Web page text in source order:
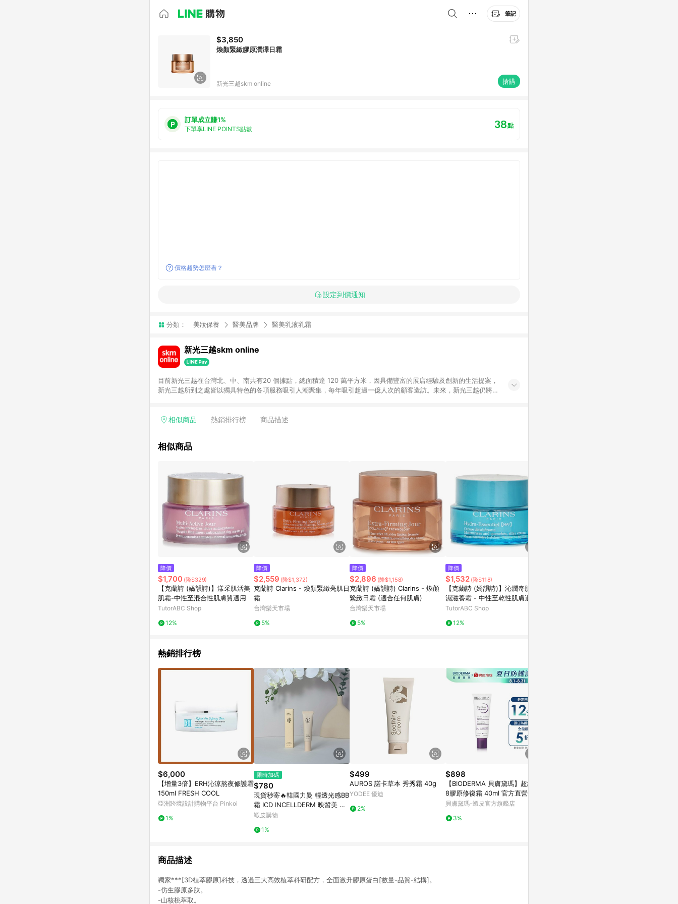
筆記
$3,850
煥顏緊緻膠原潤澤日霜
新光三越skm online 搶購
訂單成立賺1%
下單享LINE POINTS點數 38點
價格趨勢怎麼看？
設定到價通知
分類： 美妝保養 醫美品牌 醫美乳液乳霜
新光三越skm online
目前新光三越在台灣北、中、南共有20 個據點，總面積達 120 萬平方米，因具備豐富的展店經驗及創新的生活提案，
新光三越所到之處皆以獨具特色的各項服務吸引人潮聚集，每年吸引超過一億人次的顧客造訪。未來，新光三越仍將秉
相似商品 熱銷排行榜 商品描述
相似商品
降價
$1,700 (降$329)
【克蘭詩 (嬌韻詩)】漾采肌活美
肌霜-中性至混合性肌膚質適用
TutorABC Shop
12%
降價
$2,559 (降$1,372)
克蘭詩 Clarins - 煥顏緊緻亮肌日
霜
台灣樂天市場
5%
降價
$2,896 (降$1,158)
克蘭詩 (嬌韻詩) Clarins - 煥顏
緊緻日霜 (適合任何肌膚)
台灣樂天市場
5%
降價
$1,532 (降$118)
【克蘭詩 (嬌韻詩)】沁潤奇肌保
濕滋養霜 - 中性至乾性肌膚適用
TutorABC Shop
12%
熱銷排行榜
$6,000
【增量3倍】ERH沁涼熬夜修護霜
150ml FRESH COOL
亞洲跨境設計購物平台 Pinkoi
1%
限時加碼
$780
現貨秒寄🔥韓國力曼 輕透光感BB
霜 ICD INCELLDERM 映皙美 官
方公司貨✨Riman 力曼
蝦皮購物
1%
$499
AUROS 諾卡草本 秀秀霜 40g
YODEE 優迪
2%
$898
【BIODERMA 貝膚黛瑪】超級2
8膠原修復霜 40ml 官方直營
貝膚黛瑪-蝦皮官方旗艦店
3%
商品描述
獨家***[3D植萃膠原]科技，透過三大高效植萃科研配方，全面激升膠原蛋白[數量-品質-結構]。
-仿生膠原多肽。
-山核桃萃取。